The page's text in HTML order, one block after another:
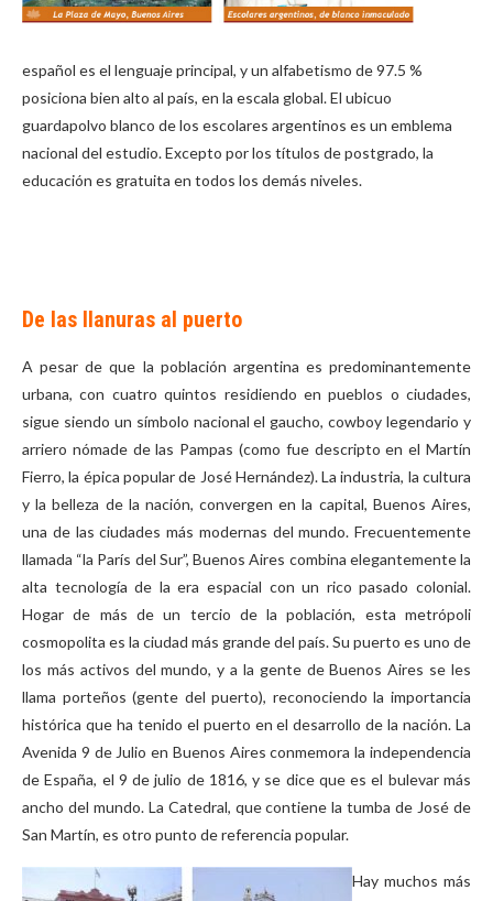
español es el lenguaje principal, y un alfabetismo de 97.5 %
posiciona bien alto al país, en la escala global. El ubicuo
guardapolvo blanco de los escolares argentinos es un emblema
nacional del estudio. Excepto por los títulos de postgrado, la
educación es gratuita en todos los demás niveles.
De las llanuras al puerto
A pesar de que la población argentina es predominantemente
urbana, con cuatro quintos residiendo en pueblos o ciudades,
sigue siendo un símbolo nacional el gaucho, cowboy legendario y
arriero nómade de las Pampas (como fue descripto en el Martín
Fierro, la épica popular de José Hernández). La industria, la cultura
y la belleza de la nación, convergen en la capital, Buenos Aires,
una de las ciudades más modernas del mundo. Frecuentemente
llamada “la París del Sur”, Buenos Aires combina elegantemente la
alta tecnología de la era espacial con un rico pasado colonial.
Hogar de más de un tercio de la población, esta metrópoli
cosmopolita es la ciudad más grande del país. Su puerto es uno de
los más activos del mundo, y a la gente de Buenos Aires se les
llama porteños (gente del puerto), reconociendo la importancia
histórica que ha tenido el puerto en el desarrollo de la nación. La
Avenida 9 de Julio en Buenos Aires conmemora la independencia
de España, el 9 de julio de 1816, y se dice que es el bulevar más
ancho del mundo. La Catedral, que contiene la tumba de José de
San Martín, es otro punto de referencia popular.
Hay muchos más